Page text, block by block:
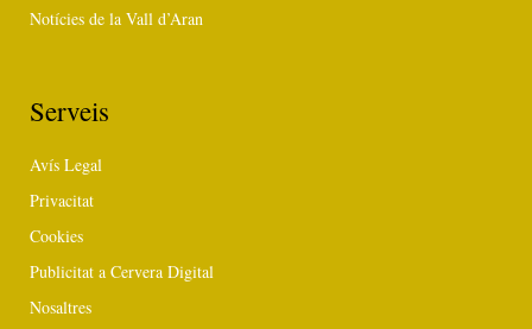
Notícies de la Vall d’Aran
Serveis
Avís Legal
Privacitat
Cookies
Publicitat a Cervera Digital
Nosaltres